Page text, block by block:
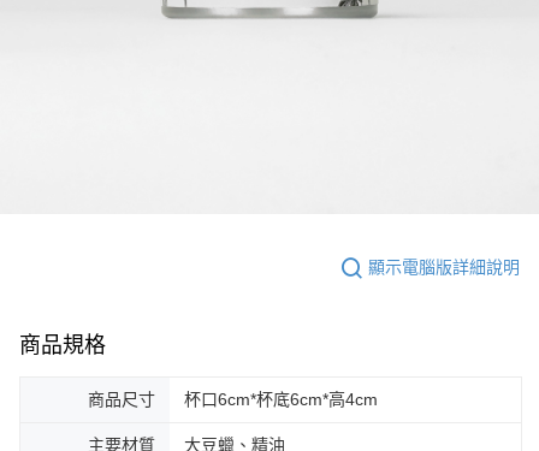
顯示電腦版詳細說明
商品規格
商品尺寸 杯口6cm*杯底6cm*高4cm
主要材質 大豆蠟、精油